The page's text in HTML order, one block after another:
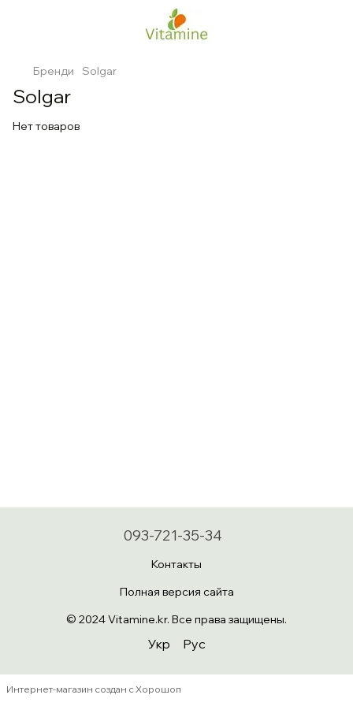
Бренди Solgar
Solgar
Нет товаров
093-721-35-34
Контакты
Полная версия сайта
© 2024 Vitamine.kr. Все права защищены.
Укр Рус
Интернет-магазин создан с Хорошоп